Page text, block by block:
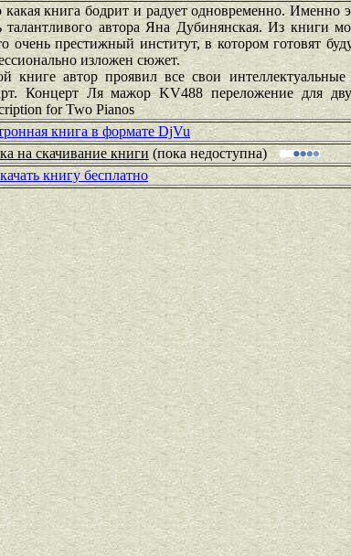
какая книга бодрит и радует одновременно.
талантливого автора Яна Дубинянская. Из
очень престижный институт, в котором готовят
изложен сюжет.
книге автор проявил все свои
Концерт Ля мажор KV488 переложение для
for Two Pianos
книга в формате DjVu
на скачивание книги (пока недоступна)
книгу бесплатно